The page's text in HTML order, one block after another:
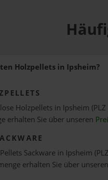
Holzpellets in Ipsheim?
Holzpellets in Ipsheim
erhalten Sie über unseren
Sackware in Ipsheim
erhalten Sie über unseren